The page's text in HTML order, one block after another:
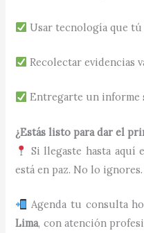
Usar tecnología que tú
Recolectar evidencias
Entregarte un informe
¿Estás listo para dar el
Si llegaste hasta
está en paz. No lo ignores.
Agenda tu consulta
Lima, con atención